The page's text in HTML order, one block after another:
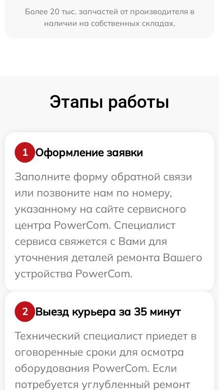
Более 20 тыс. запчастей от производителя в
наличии на собственных складах.
Этапы работы
1
Оформление заявки
Заполните форму обратной связи
или позвоните нам по номеру,
указанному на сайте сервисного
центра PowerCom. Специалист
сервиса свяжется с Вами для
уточнения деталей ремонта Вашего
устройства PowerCom.
2
Выезд курьера за 35 минут
Технический специалист приедет в
оговоренные сроки для осмотра
оборудования PowerCom. Если
потребуется углубленный ремонт